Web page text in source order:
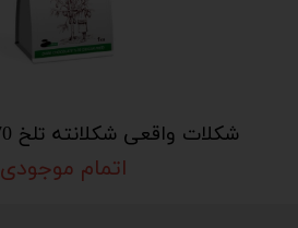
شکلات واقعی شکلانته تلخ 70% بدون شکر
اتمام موجودی